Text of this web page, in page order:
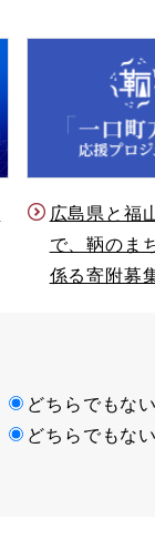
広島県と福
で、鞆のま
係る寄附募
どちらでもない
どちらでもない